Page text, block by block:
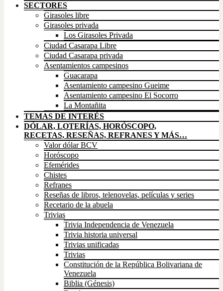
SECTORES
Girasoles libre
Girasoles privada
Los Girasoles Privada
Ciudad Casarapa Libre
Ciudad Casarapa privada
Asentamientos campesinos
Guacarapa
Asentamiento campesino Gueime
Asentamiento campesino El Socorro
La Montañita
TEMAS DE INTERÉS
DÓLAR, LOTERÍAS, HORÓSCOPO,
RECETAS, RESEÑAS, REFRANES Y MÁS…
Valor dólar BCV
Horóscopo
Efemérides
Chistes
Refranes
Reseñas de libros, telenovelas, películas y series
Recetario de la abuela
Trivias
Trivia Independencia de Venezuela
Trivia historia universal
Trivias unificadas
Trivias
Constitución de la República Bolivariana de
Venezuela
Biblia (Génesis)